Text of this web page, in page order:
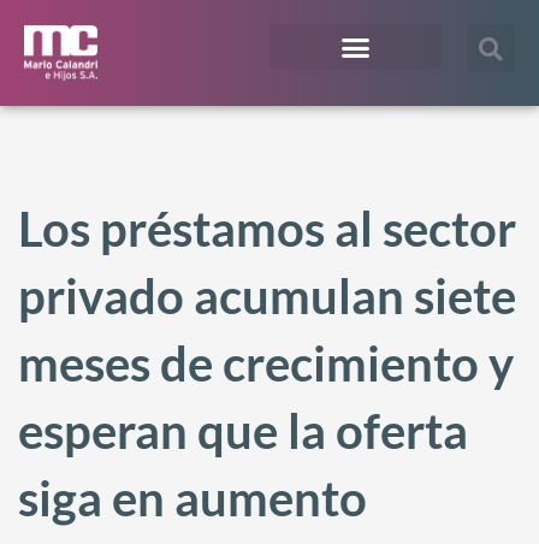
Los préstamos al sector
privado acumulan siete
meses de crecimiento y
esperan que la oferta
siga en aumento